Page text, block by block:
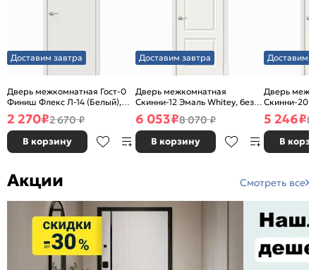
Доставим завтра
Дверь межкомнатная Гост-0
Финиш Флекс Л-14 (Белый),
глухая, каркасно-щитовая
2 270₽2 670 ₽
В корзину
Доставим завтра
Дверь межкомнатная
Скинни-12 Эмаль Whitey, без
декора, глухая, без стекла,
без кромки, скиновая
6 053₽8 070 ₽
В корзину
Доставим
Дверь
Скинни-20
декора,
без кромки,
5 246₽8
В
Акции Смотреть все